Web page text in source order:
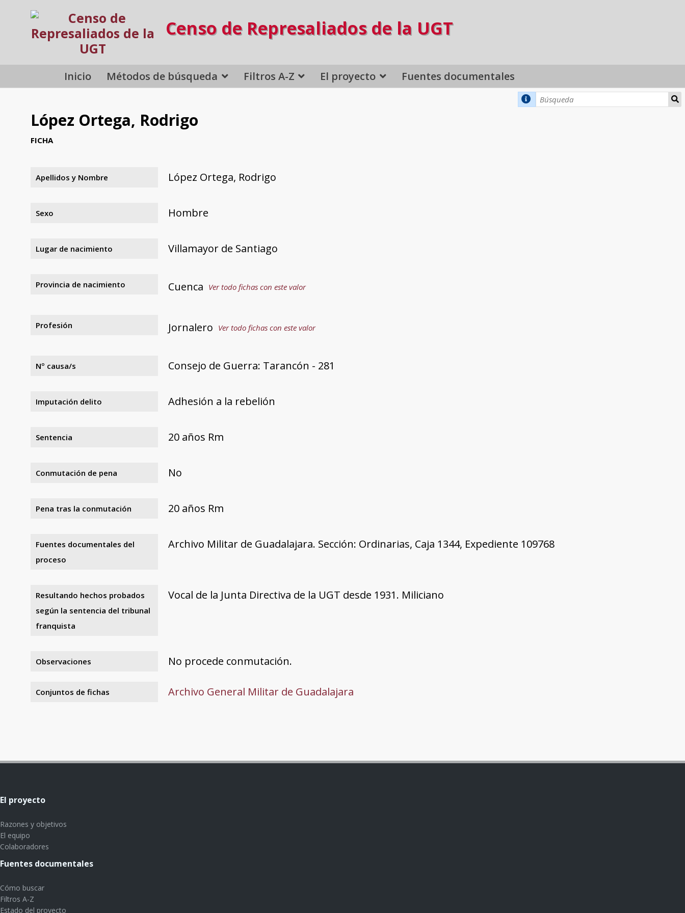
Censo de Represaliados de la UGT
Inicio Métodos de búsqueda Filtros A-Z El proyecto Fuentes documentales
López Ortega, Rodrigo
FICHA
Apellidos y Nombre López Ortega, Rodrigo
Sexo Hombre
Lugar de nacimiento Villamayor de Santiago
Provincia de nacimiento Cuenca Ver todo fichas con este valor
Profesión Jornalero Ver todo fichas con este valor
Nº causa/s Consejo de Guerra: Tarancón - 281
Imputación delito Adhesión a la rebelión
Sentencia 20 años Rm
Conmutación de pena No
Pena tras la conmutación 20 años Rm
Fuentes documentales del
proceso
Archivo Militar de Guadalajara. Sección: Ordinarias, Caja 1344, Expediente 109768
Resultando hechos probados
según la sentencia del tribunal
franquista
Vocal de la Junta Directiva de la UGT desde 1931. Miliciano
Observaciones No procede conmutación.
Conjuntos de fichas Archivo General Militar de Guadalajara
El proyecto
Razones y objetivos
El equipo
Colaboradores
Fuentes documentales
Cómo buscar
Filtros A-Z
Estado del proyecto